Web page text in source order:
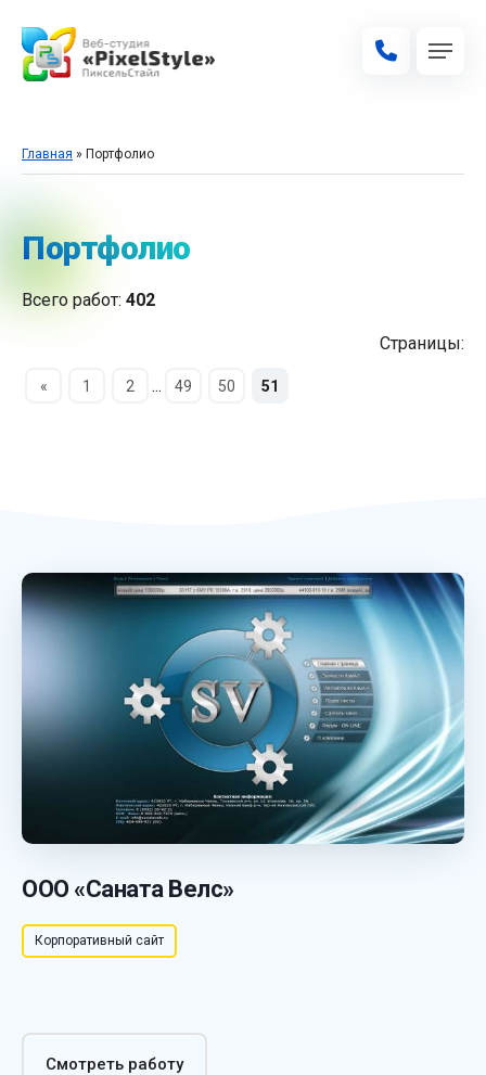
Главная » Портфолио
Портфолио
Всего работ: 402
Страницы:
« 1 2 ... 49 50 51
ООО «Саната Велс»
Корпоративный сайт
Смотреть работу